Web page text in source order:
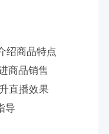
绍商品特点
商品销售
直播效果
导